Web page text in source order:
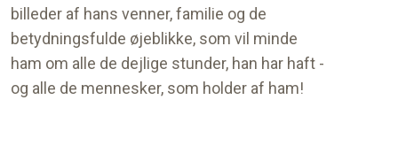
billeder af hans venner, familie og de
betydningsfulde øjeblikke, som vil minde
ham om alle de dejlige stunder, han har haft -
og alle de mennesker, som holder af ham!